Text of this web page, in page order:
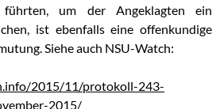
führten, um der Angeklagten ein
ist ebenfalls eine offenkundige
Siehe auch NSU-Watch:
2015/11/protokoll-243-
2015/